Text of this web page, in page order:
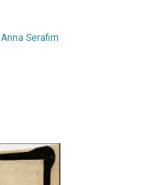
Anna Serafim